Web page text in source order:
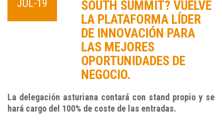
JUL-19
SOUTH SUMMIT? VUELVE
LA PLATAFORMA LÍDER
DE INNOVACIÓN PARA
LAS MEJORES
OPORTUNIDADES DE
NEGOCIO.
La delegación asturiana contará con stand propio y se
hará cargo del 100% de coste de las entradas.